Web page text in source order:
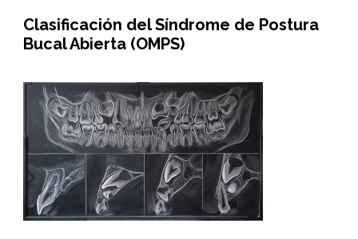
Clasificación del Síndrome de Postura
Bucal Abierta (OMPS)